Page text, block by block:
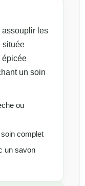
assouplir les
située
épicée
un soin
ou
soin complet
un savon